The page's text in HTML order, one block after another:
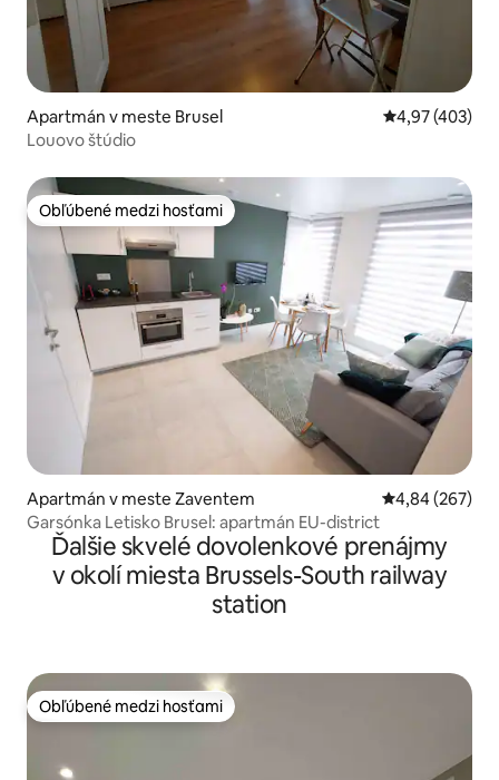
Apartmán v meste Brusel Priemerné
4,97 (403)
Louovo štúdio
Obľúbené medzi hosťami
Obľúbené medzi hosťami
Apartmán v meste Zaventem Priemerné
4,84 (267)
Garsónka Letisko Brusel: apartmán EU-district
Ďalšie skvelé dovolenkové prenájmy
v okolí miesta Brussels-South railway
station
Obľúbené medzi hosťami
Obľúbené medzi hosťami